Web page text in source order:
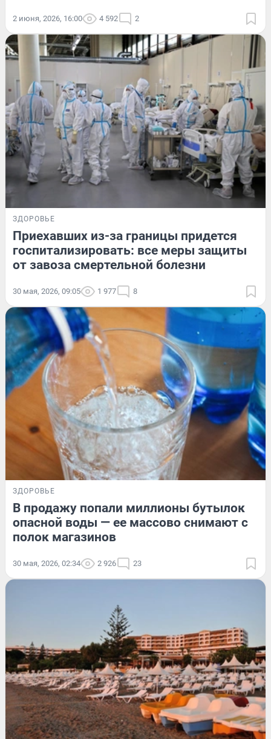
2 июня, 2026, 16:00 4 592 2
ЗДОРОВЬЕ
Приехавших из-за границы придется
госпитализировать: все меры защиты
от завоза смертельной болезни
30 мая, 2026, 09:05 1 977 8
ЗДОРОВЬЕ
В продажу попали миллионы бутылок
опасной воды — ее массово снимают с
полок магазинов
30 мая, 2026, 02:34 2 926 23